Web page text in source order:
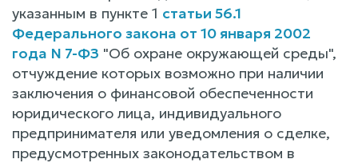
указанным в пункте 1 статьи 56.1
Федерального закона от 10 января 2002
года N 7-ФЗ "Об охране окружающей среды",
отчуждение которых возможно при наличии
заключения о финансовой обеспеченности
юридического лица, индивидуального
предпринимателя или уведомления о сделке,
предусмотренных законодательством в